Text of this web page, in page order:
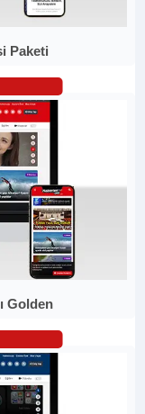
Paketi
Golden